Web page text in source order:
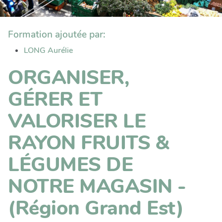
Formation ajoutée par:
LONG Aurélie
ORGANISER,
GÉRER ET
VALORISER LE
RAYON FRUITS &
LÉGUMES DE
NOTRE MAGASIN -
(Région Grand Est)